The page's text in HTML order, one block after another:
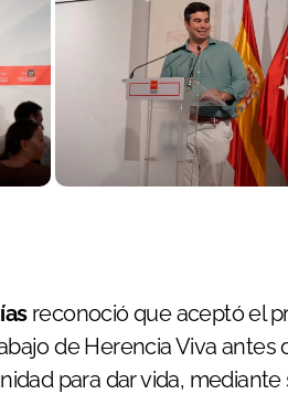
reconoció que aceptó el
de Herencia Viva
para dar vida,